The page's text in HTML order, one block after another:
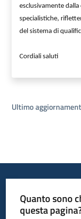
esclusivamente
specialistiche,
del sistema di
Cordiali saluti
Ultimo
Quanto sono
questa